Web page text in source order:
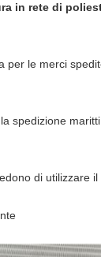
in rete di
per le merci
spedizione
di utilizzare